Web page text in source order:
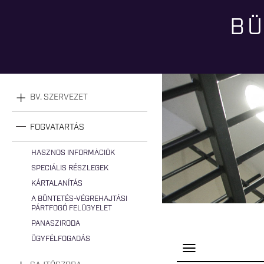
BV. SZERVEZET
FOGVATARTÁS
HASZNOS INFORMÁCIÓK
SPECIÁLIS RÉSZLEGEK
KÁRTALANÍTÁS
A BÜNTETÉS-VÉGREHAJTÁSI
PÁRTFOGÓ FELÜGYELET
PANASZIRODA
ÜGYFÉLFOGADÁS
P